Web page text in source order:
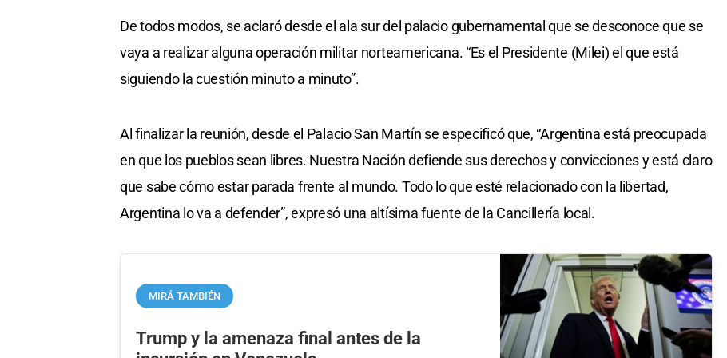
De todos modos, se aclaró desde el ala sur del palacio gubernamental que se desconoce que se
vaya a realizar alguna operación militar norteamericana. “Es el Presidente (Milei) el que está
siguiendo la cuestión minuto a minuto”.
Al finalizar la reunión, desde el Palacio San Martín se especificó que, “Argentina está preocupada
en que los pueblos sean libres. Nuestra Nación defiende sus derechos y convicciones y está claro
que sabe cómo estar parada frente al mundo. Todo lo que esté relacionado con la libertad,
Argentina lo va a defender”, expresó una altísima fuente de la Cancillería local.
MIRÁ TAMBIÉN
Trump y la amenaza final antes de la